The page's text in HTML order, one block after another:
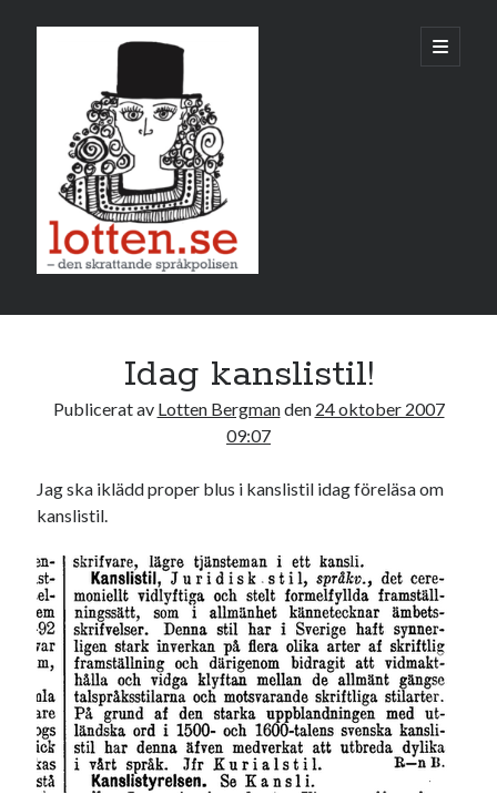
öppna
primär
Sidopanel
O T L S
1 2 3 4 5 6 7
15 16 17 18 19 20 21
22 23
29 30 31
« sep nov »
Sök
Idag kanslistil!
Publicerat av Lotten Bergmanden 24 oktober 2007
09:07
Jag ska iklädd proper blus i kanslistil idag föreläsa om
kanslistil.